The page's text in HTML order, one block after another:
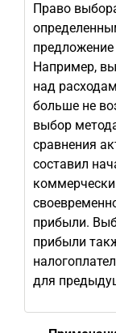
Право
Например,
над
больше не
выбор
сравнения
составил
прибыли.
прибыли
для